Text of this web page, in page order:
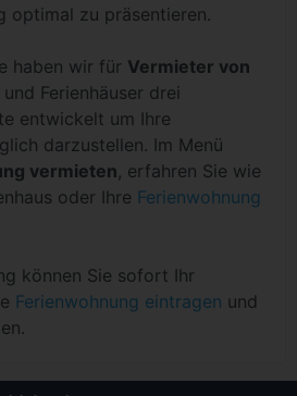
optimal zu präsentieren.
haben wir für Vermieter von
und Ferienhäuser drei
entwickelt um Ihre
darzustellen. Im Menü
vermieten , erfahren Sie wie
oder Ihre Ferienwohnung
können Sie sofort Ihr
Ferienwohnung eintragen und